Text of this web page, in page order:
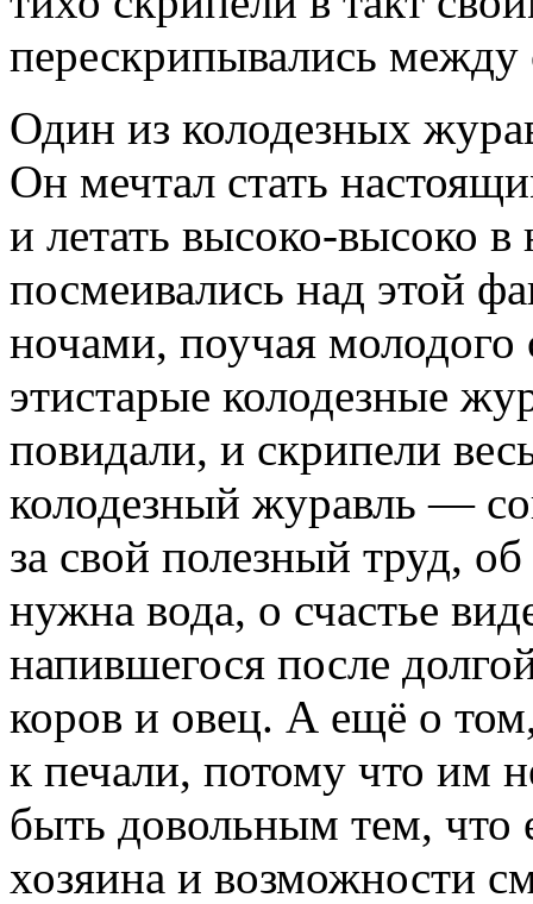
перескрипывались между
Один из колодезных
Он мечтал стать
и летать высоко-высоко
посмеивались над этой
ночами, поучая
этистарые колодезные
повидали, и скрипели
колодезный журавль —
за свой полезный труд,
нужна вода, о счастье
напившегося после
коров и овец. А ещё о
к печали, потому что им
быть довольным тем, что
хозяина и возможности